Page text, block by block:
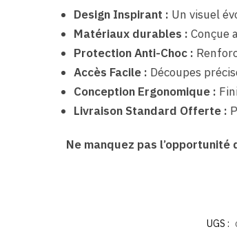
Design Inspirant : Un visuel
Matériaux durables : Conçue
Protection Anti-Choc :
Accès Facile : Découpes
Conception Ergonomique :
Livraison Standard Offerte :
Ne manquez pas
UGS :